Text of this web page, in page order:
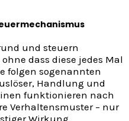
und steuern
dass diese jedes Mal
folgen sogenannten
Handlung und
funktionieren nach
Verhaltensmuster – nur